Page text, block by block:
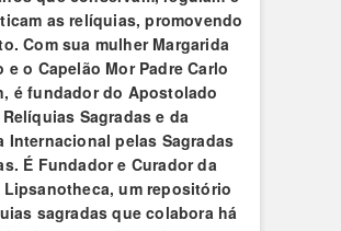
as relíquias, promovendo
Com sua mulher Margarida
e o Capelão Mor Padre Carlo
é fundador do Apostolado
Sagradas e da
Internacional pelas Sagradas
É Fundador e Curador da
Lipsanotheca, um repositório
sagradas que colabora há